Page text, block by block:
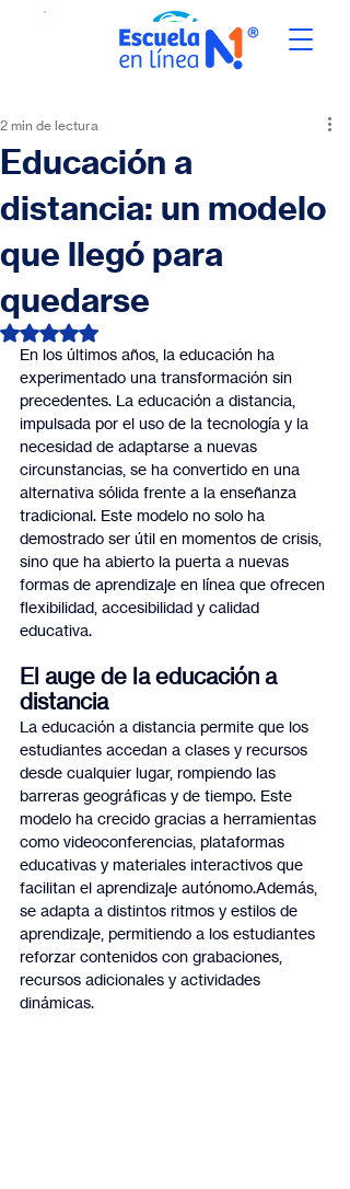
Educación a
distancia: un modelo
que llegó para
quedarse
2 min de lectura
Obtuvo NaN de 5 estrellas.
En los últimos años, la educación ha
experimentado una transformación sin
precedentes. La educación a distancia,
impulsada por el uso de la tecnología y la
necesidad de adaptarse a nuevas
circunstancias, se ha convertido en una
alternativa sólida frente a la enseñanza
tradicional. Este modelo no solo ha
demostrado ser útil en momentos de crisis,
sino que ha abierto la puerta a nuevas
formas de aprendizaje en línea que ofrecen
flexibilidad, accesibilidad y calidad
educativa.
El auge de la educación a
distancia
La educación a distancia permite que los
estudiantes accedan a clases y recursos
desde cualquier lugar, rompiendo las
barreras geográficas y de tiempo. Este
modelo ha crecido gracias a herramientas
como videoconferencias, plataformas
educativas y materiales interactivos que
facilitan el aprendizaje autónomo.Además,
se adapta a distintos ritmos y estilos de
aprendizaje, permitiendo a los estudiantes
reforzar contenidos con grabaciones,
recursos adicionales y actividades
dinámicas.